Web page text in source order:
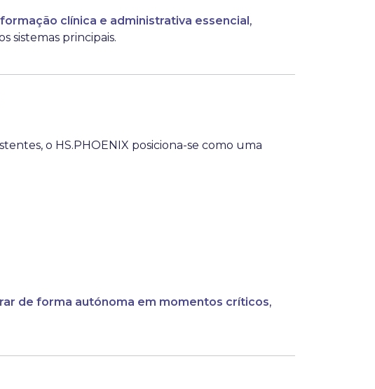
clínica e administrativa essencial,
sistemas principais.
o HS.PHOENIX posiciona-se como uma
de forma autónoma em momentos críticos,